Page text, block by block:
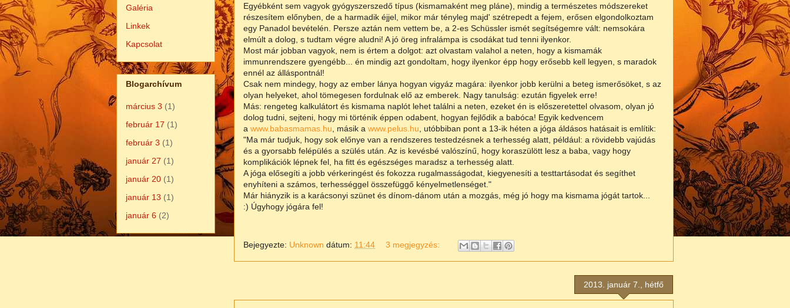
Egyébként sem vagyok gyógyszerszedő típus (kismamaként meg pláne), mindig a természetes módszereket
részesítem előnyben, de a harmadik éjjel, mikor már tényleg majd' szétrepedt a fejem, erősen elgondolkoztam
egy Panadol bevételén. Persze aztán nem vettem be, a 2-es Schüssler ismét segítségemre vált: nemsokára
elmúlt a dolog, s tudtam végre aludni! A jó öreg infralámpa is csodákat tud tenni ilyenkor.
Most már jobban vagyok, nem is értem a dolgot: azt olvastam valahol a neten, hogy a kismamák
immunrendszere gyengébb... én mindig azt gondoltam, hogy ilyenkor épp hogy erősebb kell legyen, s maradok
ennél az álláspontnál!
Csak nem mindegy, hogy az ember lánya hogyan vigyáz magára: ilyenkor jobb kerülni a beteg ismerősöket, s az
olyan helyeket, ahol tömegesen fordulnak elő az emberek. Nagy tanulság: ezután figyelek erre!
Más: rengeteg kalkulátort és kismama naplót lehet találni a neten, ezeket én is előszeretettel olvasom, olyan jó
dolog tudni, sejteni, hogy mi történik éppen odabent, hogyan fejlődik a babóca! Egyik kedvencem
a www.babasmamas.hu , másik a www.pelus.hu , utóbbiban pont a 13-ik héten a jóga áldásos hatásait is említik:
"Ma már tudjuk, hogy sok előnye van a rendszeres testedzésnek a terhesség alatt, például: a rövidebb vajúdás
és a gyorsabb felépülés a szülés után. Az is kevésbé valószínű, hogy koraszülött lesz a baba, vagy hogy
komplikációk lépnek fel, ha fitt és egészséges maradsz a terhesség alatt.
A jóga elősegíti a jobb vérkeringést és fokozza rugalmasságodat, kiegyenesíti a testtartásodat és segíthet
enyhíteni a számos, terhességgel összefüggő kényelmetlenséget."
Már hiányzik is a karácsonyi szünet és dínom-dánom után a mozgás, még jó hogy ma kismama jógát tartok...
:) Úgyhogy jógára fel!
Bejegyezte: Unknown dátum: 11:44 3 megjegyzés:
2013. január 7., hétfő
Galéria
Linkek
Kapcsolat
Blogarchívum
március 3 (1)
február 17 (1)
február 3 (1)
január 27 (1)
január 20 (1)
január 13 (1)
január 6 (2)